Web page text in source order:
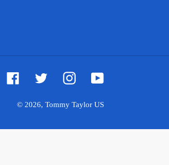
FacebookTwitterInstagramYouTube
© 2026, Tommy Taylor US